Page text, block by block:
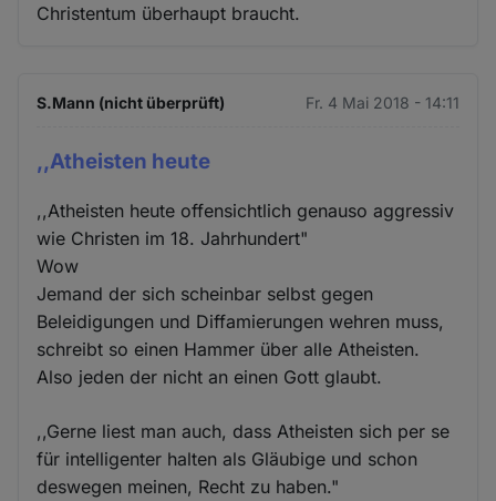
Christentum überhaupt braucht.
S.Mann (nicht überprüft) Fr. 4 Mai 2018 - 14:11
,,Atheisten heute
,,Atheisten heute offensichtlich genauso aggressiv
wie Christen im 18. Jahrhundert"
Wow
Jemand der sich scheinbar selbst gegen
Beleidigungen und Diffamierungen wehren muss,
schreibt so einen Hammer über alle Atheisten.
Also jeden der nicht an einen Gott glaubt.
,,Gerne liest man auch, dass Atheisten sich per se
für intelligenter halten als Gläubige und schon
deswegen meinen, Recht zu haben."